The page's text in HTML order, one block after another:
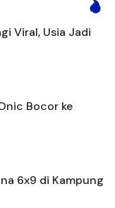
Viral, Usia Jadi
Bocor ke
6x9 di Kampung